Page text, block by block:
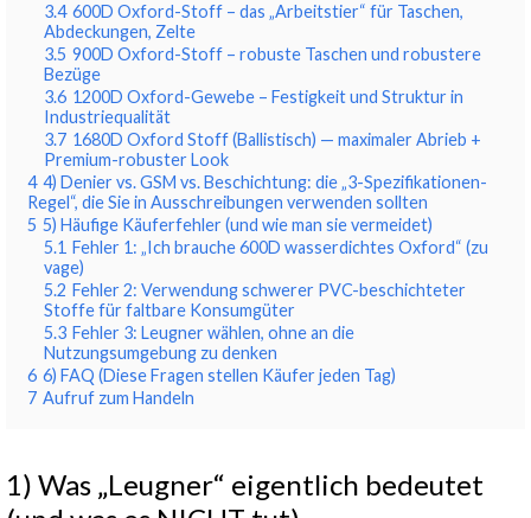
3.4 600D Oxford-Stoff – das „Arbeitstier“ für Taschen,
Abdeckungen, Zelte
3.5 900D Oxford-Stoff – robuste Taschen und robustere
Bezüge
3.6 1200D Oxford-Gewebe – Festigkeit und Struktur in
Industriequalität
3.7 1680D Oxford Stoff (Ballistisch) — maximaler Abrieb +
Premium-robuster Look
4 4) Denier vs. GSM vs. Beschichtung: die „3-Spezifikationen-
Regel“, die Sie in Ausschreibungen verwenden sollten
5 5) Häufige Käuferfehler (und wie man sie vermeidet)
5.1 Fehler 1: „Ich brauche 600D wasserdichtes Oxford“ (zu
vage)
5.2 Fehler 2: Verwendung schwerer PVC-beschichteter
Stoffe für faltbare Konsumgüter
5.3 Fehler 3: Leugner wählen, ohne an die
Nutzungsumgebung zu denken
6 6) FAQ (Diese Fragen stellen Käufer jeden Tag)
7 Aufruf zum Handeln
1) Was „Leugner“ eigentlich bedeutet